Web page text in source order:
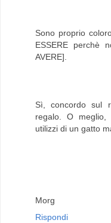
Sono proprio
ESSERE perchè
AVERE].
Sì, concordo sul
regalo. O meglio,
utilizzi di un gatto
Morg
Rispondi